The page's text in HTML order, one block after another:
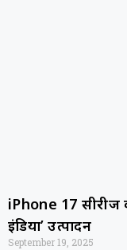
iPhone 17 सीरीज
इंडिया’ उत्पादन
September 19, 2025